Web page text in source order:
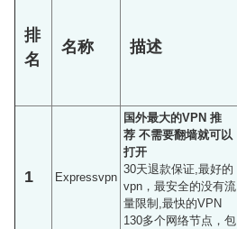
排
名
名称 描述
1 Expressvpn
国外最大的VPN 推
荐 不需要翻墙就可以
打开
30天退款保证,最好的
vpn，最安全的没有流
量限制,最快的VPN
130多个网络节点，包